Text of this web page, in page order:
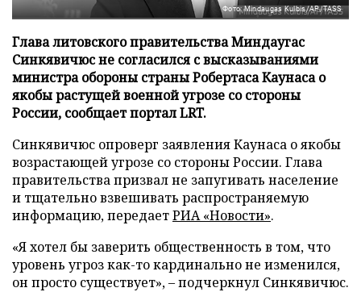
Фото: Mindaugas Kulbis/AP/TASS
Глава литовского правительства Миндаугас
Синкявичюс не согласился с высказываниями
министра обороны страны Робертаса Каунаса о
якобы растущей военной угрозе со стороны
России, сообщает портал LRT.
Синкявичюс опроверг заявления Каунаса о якобы
возрастающей угрозе со стороны России. Глава
правительства призвал не запугивать население
и тщательно взвешивать распространяемую
информацию, передаетРИА «Новости».
«Я хотел бы заверить общественность в том, что
уровень угроз как-то кардинально не изменился,
он просто существует», – подчеркнул Синкявичюс.